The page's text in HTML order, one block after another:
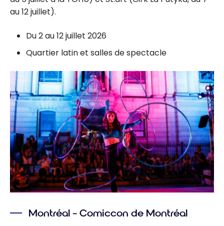
au 12 juillet).
Du 2 au 12 juillet 2026
Quartier latin et salles de spectacle
Montréal – Comiccon de Montréal